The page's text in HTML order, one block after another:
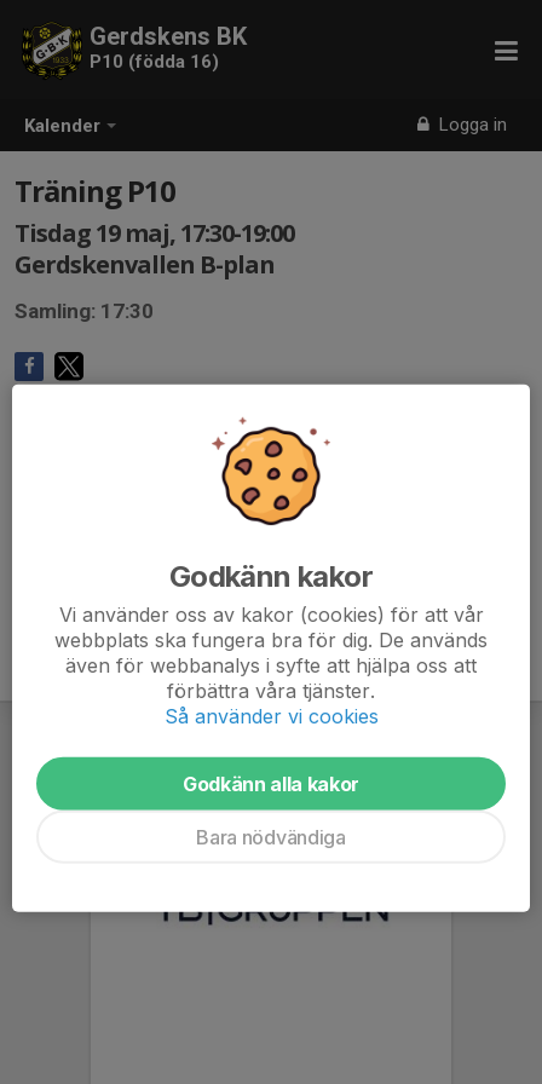
Kalender Logga in
Gerdskens BK
P10 (födda 16)
Träning P10
Tisdag 19 maj, 17:30-19:00
Gerdskenvallen B-plan
Samling: 17:30
Godkänn kakor
Vi använder oss av kakor (cookies) för att vår
webbplats ska fungera bra för dig. De används
även för webbanalys i syfte att hjälpa oss att
förbättra våra tjänster.
Så använder vi cookies
Godkänn alla kakor
Bara nödvändiga